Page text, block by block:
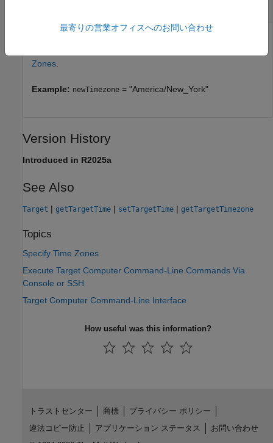
Zones
Example: newTimezone = "America/New_York"
Version History
Introduced in R2025a
See Also
Target | getTargetTime | setTargetTime | getTargetTimezone
Topics
Specify Time Zones
Execute Target Computer Command-Line Commands Via
Console or SSH
Target Computer Command-Line Interface
How useful was this information?
最寄りの営業オフィスへのお問い合わせ
トラストセンター 商標
プライバシー ポリシー
違法コピー防止
アプリケーション ステータス
お問い合わせ